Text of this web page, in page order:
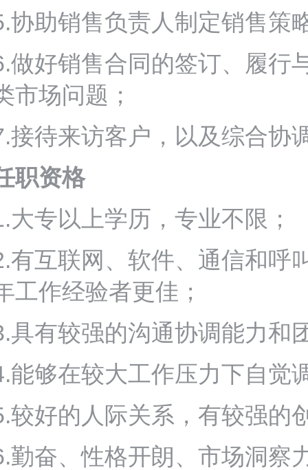
协助销售负责人制定销售策
做好销售合同的签订、履行
市场问题；
接待来访客户，以及综合协
职资格
大专以上学历，专业不限；
有互联网、软件、通信和呼
工作经验者更佳；
具有较强的沟通协调能力和
能够在较大工作压力下自觉
较好的人际关系，有较强的
勤奋、性格开朗、市场洞察